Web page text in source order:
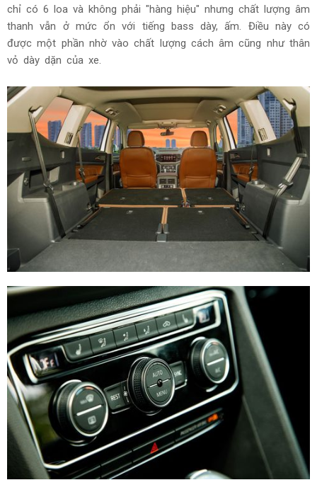
chỉ có 6 loa và không phải "hàng hiệu" nhưng chất lượng âm
thanh vẫn ở mức ổn với tiếng bass dày, ấm. Điều này có
được một phần nhờ vào chất lượng cách âm cũng như thân
vỏ dày dặn của xe.